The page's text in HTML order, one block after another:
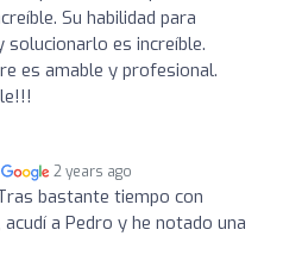
Su habilidad para
es increíble.
es amable y profesional.
2 years ago
bastante tiempo con
a Pedro y he notado una